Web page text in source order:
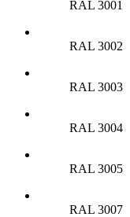
RAL 3001
RAL 3002
RAL 3003
RAL 3004
RAL 3005
RAL 3007